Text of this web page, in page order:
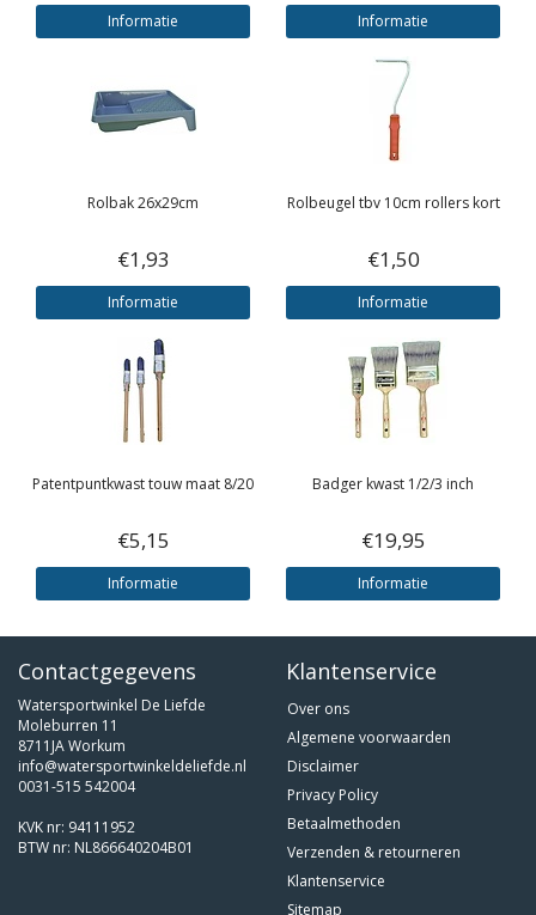
Informatie Informatie
Rolbak 26x29cm
€1,93
Informatie
Rolbeugel tbv 10cm rollers kort
€1,50
Informatie
Patentpuntkwast touw maat 8/20
€5,15
Informatie
Badger kwast 1/2/3 inch
€19,95
Informatie
Contactgegevens
Watersportwinkel De Liefde
Moleburren 11
8711JA Workum
info@watersportwinkeldeliefde.nl
0031-515 542004
KVK nr: 94111952
BTW nr: NL866640204B01
Klantenservice
Over ons
Algemene voorwaarden
Disclaimer
Privacy Policy
Betaalmethoden
Verzenden & retourneren
Klantenservice
Sitemap